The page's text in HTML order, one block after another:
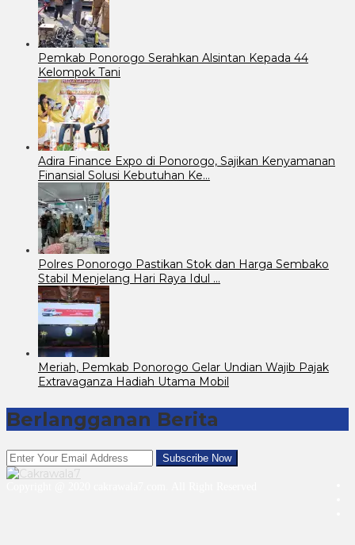
Pemkab Ponorogo Serahkan Alsintan Kepada 44
Kelompok Tani
Adira Finance Expo di Ponorogo, Sajikan Kenyamanan
Finansial Solusi Kebutuhan Ke…
Polres Ponorogo Pastikan Stok dan Harga Sembako
Stabil Menjelang Hari Raya Idul …
Meriah, Pemkab Ponorogo Gelar Undian Wajib Pajak
Extravaganza Hadiah Utama Mobil
Berlangganan Berita